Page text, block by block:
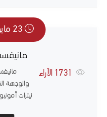
23 مايو، 2013
الآراء
والوجهة
نيترات